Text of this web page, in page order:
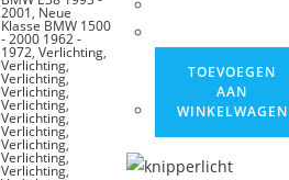
2001, Neue
Klasse BMW 1500
- 2000 1962 -
1972, Verlichting,
Verlichting,
Verlichting,
Verlichting,
Verlichting,
Verlichting,
Verlichting,
Verlichting,
Verlichting,
Verlichting,
TOEVOEGEN
AAN
WINKELWAGEN